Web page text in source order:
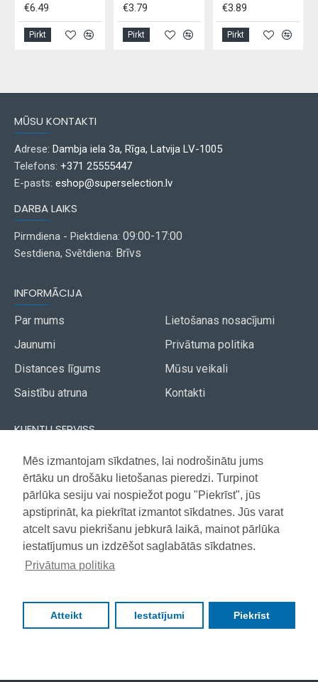
Mēs izmantojam sīkdatnes, lai nodrošinātu jums
ērtāku un drošāku lietošanas pieredzi. Turpinot
pārlūka sesiju vai nospiežot pogu "Piekrīst", jūs
apstiprināt, ka piekrītat izmantot sīkdatnes. Jūs varat
atcelt savu piekrišanu jebkurā laikā, mainot pārlūka
iestatījumus un izdzēšot saglabātās sīkdatnes.
Privātuma politika
Atteikt Iestatījumi Piekrīst
€6.49
Pirkt
€3.79
Pirkt
€3.89
Pirkt
MŪSU KONTAKTI
Adrese: Dambja iela 3a, Rīga, Latvija LV-1005
Telefons: +371 25555447
E-pasts: eshop@superselection.lv
DARBA LAIKS
Pirmdiena - Piektdiena: 09:00-17:00
Sestdiena, Svētdiena: Brīvs
INFORMĀCIJA
Par mums
Jaunumi
Distances līgums
Saistību atruna
Lietošanas nosacījumi
Privātuma politika
Mūsu veikali
Kontakti
KLIENTU SERVISS
Piegāde
Apmaksa
Garantija
Akcijas avīze
Vietnes karte
Copyright © 2021, Super Selection, Visas tiesības aizsargātas